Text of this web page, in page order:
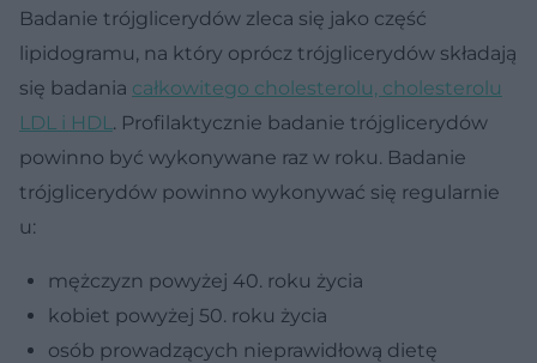
Badanie trójglicerydów zleca się jako część
lipidogramu, na który oprócz trójglicerydów składają
się badania całkowitego cholesterolu, cholesterolu
LDL i HDL . Profilaktycznie badanie trójglicerydów
powinno być wykonywane raz w roku. Badanie
trójglicerydów powinno wykonywać się regularnie
u:
mężczyzn powyżej 40. roku życia
kobiet powyżej 50. roku życia
osób prowadzących nieprawidłową dietę